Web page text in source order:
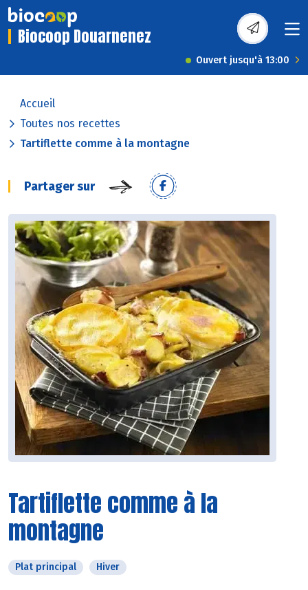
Biocoop Douarnenez
Ouvert jusqu'à 13:00
Accueil
Toutes nos recettes
Tartiflette comme à la montagne
Partager sur
Tartiflette comme à la
montagne
Plat principal Hiver